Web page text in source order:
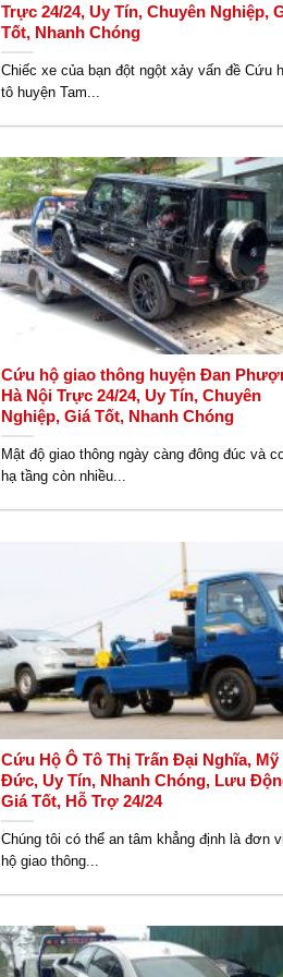
Trực 24/24, Uy Tín, Chuyên Nghiệp,
Tốt, Nhanh Chóng
Chiếc xe của bạn đột ngột xảy vấn đề Cứu
tô huyện Tam...
Cứu hộ giao thông huyện Đan
Hà Nội Trực 24/24, Uy Tín, Chuyên
Nghiệp, Giá Tốt, Nhanh Chóng
Mật độ giao thông ngày càng đông đúc và
hạ tầng còn nhiều...
Cứu Hộ Ô Tô Thị Trấn Đại Nghĩa, Mỹ
Đức, Uy Tín, Nhanh Chóng, Lưu
Giá Tốt, Hỗ Trợ 24/24
Chúng tôi có thể an tâm khẳng định là đơn
hộ giao thông...